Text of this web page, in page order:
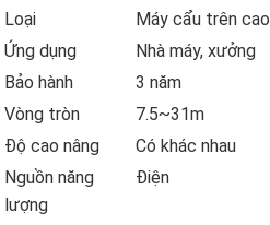
Loại
Máy cẩu trên cao
Ứng dụng
Nhà máy, xưởng
Bảo hành
3 năm
Vòng tròn
7.5~31m
Độ cao nâng
Có khác nhau
Nguồn năng
lượng
Điện